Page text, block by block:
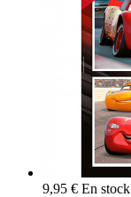
9,95 € En stock